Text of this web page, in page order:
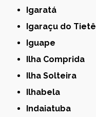
Igaratá
Igaraçu do Tietê
Iguape
Ilha Comprida
Ilha Solteira
Ilhabela
Indaiatuba